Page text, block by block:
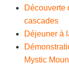
Découverte
cascades
Déjeuner à
Mystic